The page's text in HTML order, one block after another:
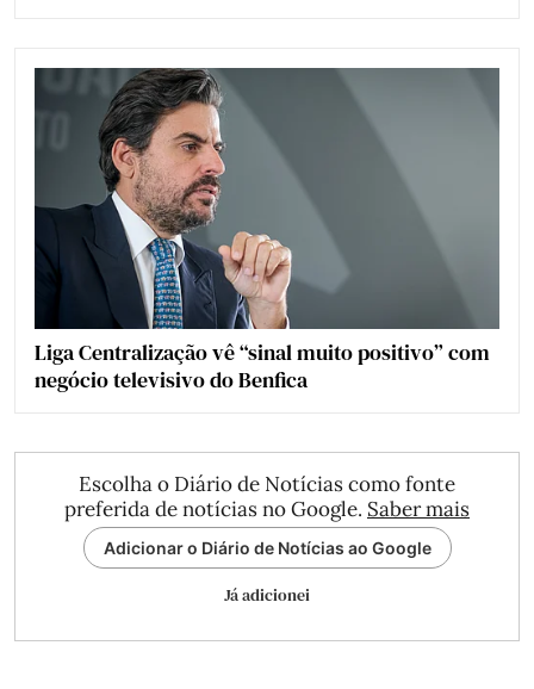
Liga Centralização vê “sinal muito positivo” com
negócio televisivo do Benfica
Escolha o Diário de Notícias como fonte
preferida de notícias no Google. Saber mais
Adicionar o Diário de Notícias ao Google
Já adicionei